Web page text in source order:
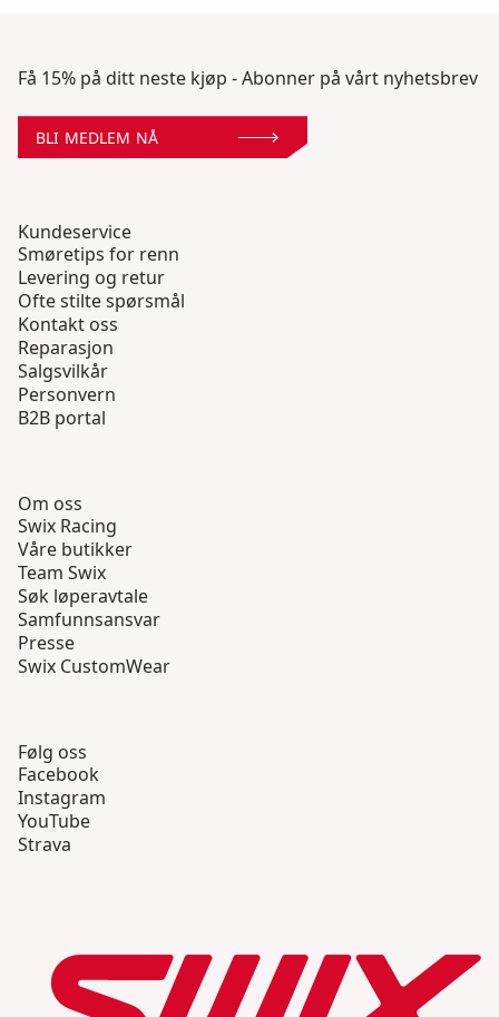
Få 15% på ditt neste kjøp - Abonner på vårt nyhetsbrev
BLI MEDLEM NÅ
Kundeservice
Smøretips for renn
Levering og retur
Ofte stilte spørsmål
Kontakt oss
Reparasjon
Salgsvilkår
Personvern
B2B portal
Om oss
Swix Racing
Våre butikker
Team Swix
Søk løperavtale
Samfunnsansvar
Presse
Swix CustomWear
Følg oss
Facebook
Instagram
YouTube
Strava